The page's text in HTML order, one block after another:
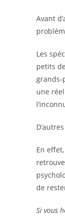
Avant
Les
petits
grands-
une
En
de
Si vous